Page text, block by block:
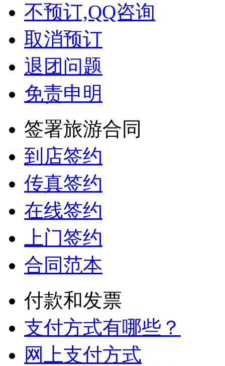
不预订,QQ咨询
取消预订
退团问题
免责申明
签署旅游合同
到店签约
传真签约
在线签约
上门签约
合同范本
付款和发票
支付方式有哪些？
网上支付方式